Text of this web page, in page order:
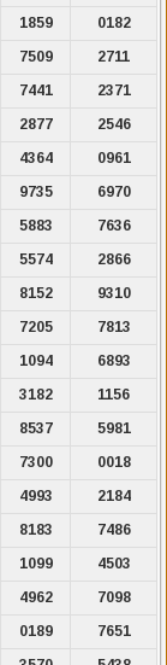
1859
0182
7509
2711
7441
2371
2877
2546
4364
0961
9735
6970
5883
7636
5574
2866
8152
9310
7205
7813
1094
6893
3182
1156
8537
5981
7300
0018
4993
2184
8183
7486
1099
4503
4962
7098
0189
7651